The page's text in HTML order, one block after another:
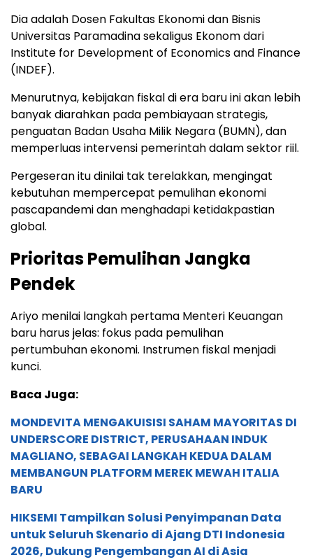
Dia adalah Dosen Fakultas Ekonomi dan Bisnis
Universitas Paramadina sekaligus Ekonom dari
Institute for Development of Economics and Finance
(INDEF).
Menurutnya, kebijakan fiskal di era baru ini akan lebih
banyak diarahkan pada pembiayaan strategis,
penguatan Badan Usaha Milik Negara (BUMN), dan
memperluas intervensi pemerintah dalam sektor riil.
Pergeseran itu dinilai tak terelakkan, mengingat
kebutuhan mempercepat pemulihan ekonomi
pascapandemi dan menghadapi ketidakpastian
global.
Prioritas Pemulihan Jangka
Pendek
Ariyo menilai langkah pertama Menteri Keuangan
baru harus jelas: fokus pada pemulihan
pertumbuhan ekonomi. Instrumen fiskal menjadi
kunci.
Baca Juga:
MONDEVITA MENGAKUISISI SAHAM MAYORITAS DI
UNDERSCORE DISTRICT, PERUSAHAAN INDUK
MAGLIANO, SEBAGAI LANGKAH KEDUA DALAM
MEMBANGUN PLATFORM MEREK MEWAH ITALIA
BARU
HIKSEMI Tampilkan Solusi Penyimpanan Data
untuk Seluruh Skenario di Ajang DTI Indonesia
2026, Dukung Pengembangan AI di Asia